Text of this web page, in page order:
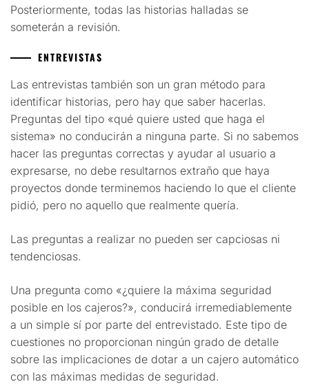
Posteriormente, todas las historias halladas se
someterán a revisión.
ENTREVISTAS
Las entrevistas también son un gran método para
identificar historias, pero hay que saber hacerlas.
Preguntas del tipo «qué quiere usted que haga el
sistema» no conducirán a ninguna parte. Si no sabemos
hacer las preguntas correctas y ayudar al usuario a
expresarse, no debe resultarnos extraño que haya
proyectos donde terminemos haciendo lo que el cliente
pidió, pero no aquello que realmente quería.
Las preguntas a realizar no pueden ser capciosas ni
tendenciosas.
Una pregunta como «¿quiere la máxima seguridad
posible en los cajeros?», conducirá irremediablemente
a un simple sí por parte del entrevistado. Este tipo de
cuestiones no proporcionan ningún grado de detalle
sobre las implicaciones de dotar a un cajero automático
con las máximas medidas de seguridad.